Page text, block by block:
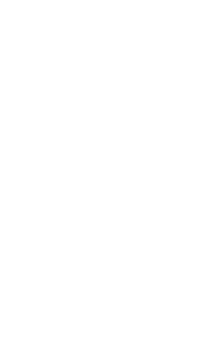
Frenzy & Calvin